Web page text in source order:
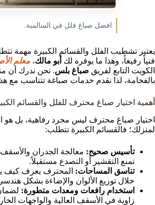
افضل صباغ فلل في السالمية.
يعتبر تشطيب الفلل والقسائم الكبيرة مهمة
فنياً رفيعاً، وهذا ما يوفره لك أبو مالك، معلم
الكويت التابع لفريق صباغ بلس. نحن ندرك أن
بالفخامة، لذا نقدم خدمات صباغة تتناسب مع هذه
أهمية اختيار صباغ محترف للفلل والقسائم
اختيار صباغ محترف ليس مجرد رفاهية، بل هو
لمنزلك؛ فالقسائم الكبيرة تتطلب:
تأسيس صحيح: معالجة الجدران
تمنع التقشير أو التصدع مستقبلاً.
تناسق المساحات: المحترف يعرف كيف
خلال توزيع الألوان والإضاءة بشكل
استخدام رافعات ومعدات متطورة:
زاوية في الأسقف العالية والواجهات